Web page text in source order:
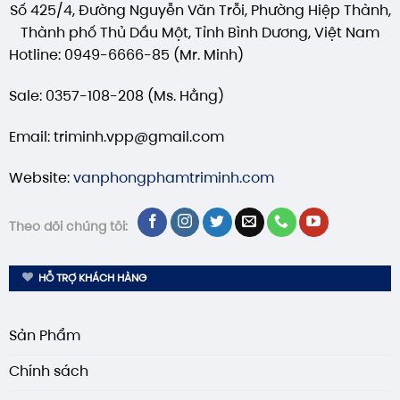
Số 425/4, Đường Nguyễn Văn Trỗi, Phường Hiệp Thành,
Thành phố Thủ Dầu Một, Tỉnh Bình Dương, Việt Nam
Hotline: 0949-6666-85 (Mr. Minh)
Sale: 0357-108-208 (Ms. Hằng)
Email: triminh.vpp@gmail.com
Website:vanphongphamtriminh.com
Theo dõi chúng tôi:
HỖ TRỢ KHÁCH HÀNG
Sản Phẩm
Chính sách